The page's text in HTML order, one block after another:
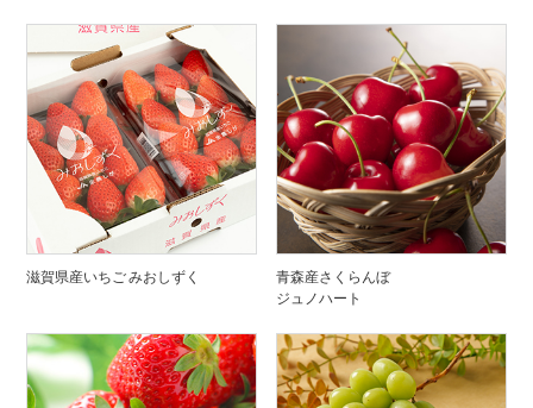
滋賀県産いちご みおしずく
青森産さくらんぼ
ジュノハート